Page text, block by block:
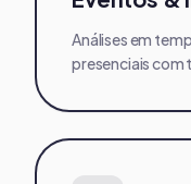
Análises em
presenciais com